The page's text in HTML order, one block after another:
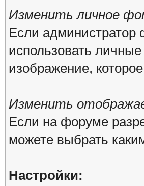
Изменить личное
Если администратор
использовать
изображение,
Изменить
Если на форуме
можете выбрать
Настройки: